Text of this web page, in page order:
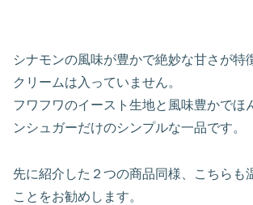
シナモンの風味が豊かで絶妙な甘さが特
クリームは入っていません。
フワフワのイースト生地と風味豊かでほ
ンシュガーだけのシンプルな一品です。
先に紹介した２つの商品同様、こちらも
ことをお勧めします。